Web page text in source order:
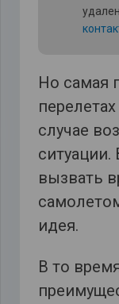
Но самая
случае
вызвать
идея.
В то